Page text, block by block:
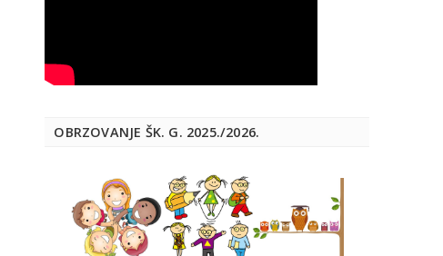
OBRZOVANJE ŠK. G. 2025./2026.